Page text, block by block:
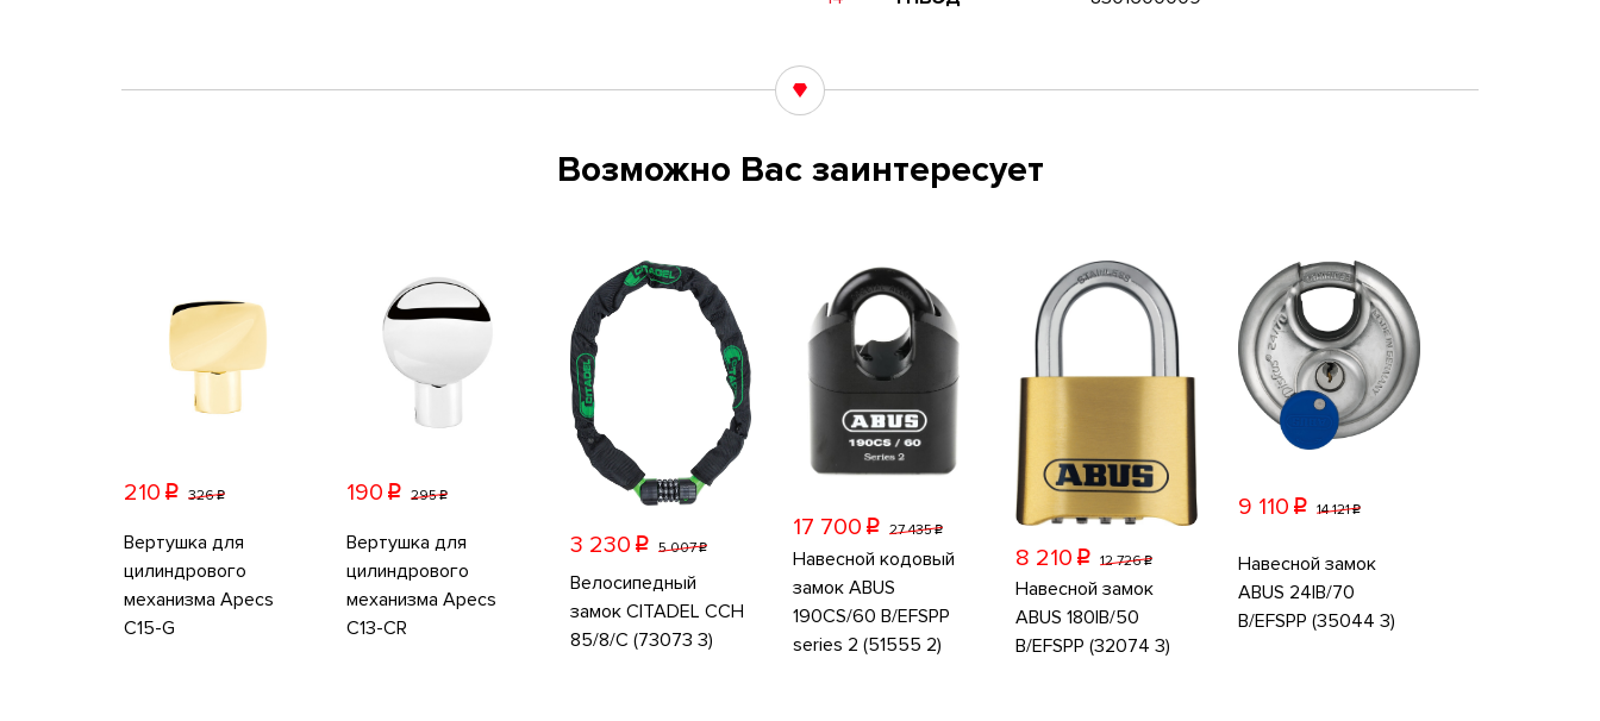
Возможно Вас заинтересует
210 p 326p
Вертушка для
цилиндрового
механизма Apecs
C15-G
190 p 295p
Вертушка для
цилиндрового
механизма Apecs
C13-CR
3 230 p 5 007p
Велосипедный
замок CITADEL CCH
85/8/C (73073 3)
17 700 p 27 435p
Навесной кодовый
замок ABUS
190CS/60 B/EFSPP
series 2 (51555 2)
8 210 p 12 726p
Навесной замок
ABUS 180IB/50
B/EFSPP (32074 3)
9 110 p 14 121p
Навесной замок
ABUS 24IB/70
B/EFSPP (35044 3)